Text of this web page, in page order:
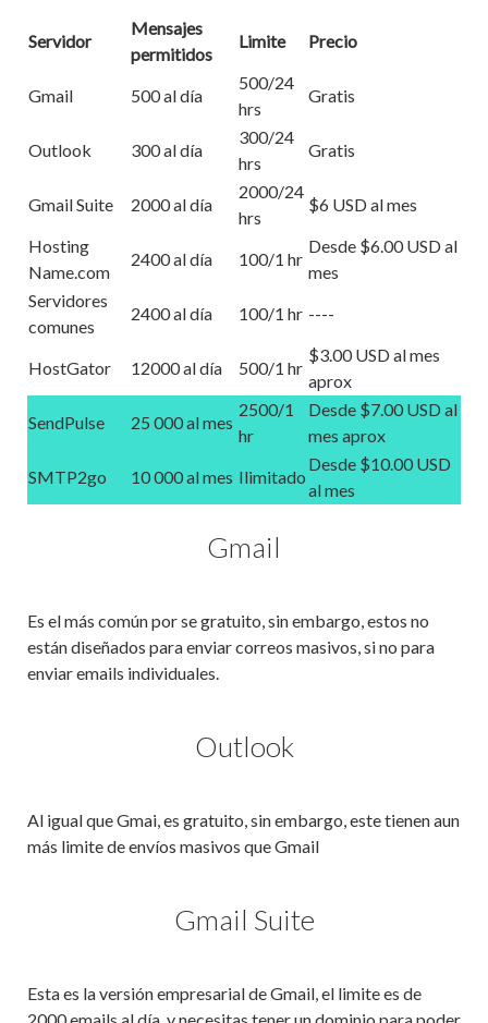
Servidor
Mensajes
permitidos
Limite Precio
Gmail 500 al día
500/24
hrs
Gratis
Outlook 300 al día
300/24
hrs
Gratis
Gmail Suite 2000 al día
2000/24
hrs
$6 USD al mes
Hosting
Name.com
2400 al día 100/1 hr
Desde $6.00 USD al
mes
Servidores
comunes
2400 al día 100/1 hr ----
HostGator 12000 al día 500/1 hr
$3.00 USD al mes
aprox
SendPulse
25 000 al mes
2500/1
hr
Desde $7.00 USD al
mes aprox
SMTP2go
10 000 al mes Ilimitado
Desde $10.00 USD
al mes
Gmail
Es el más común por se gratuito, sin embargo, estos no
están diseñados para enviar correos masivos, si no para
enviar emails individuales.
Outlook
Al igual que Gmai, es gratuito, sin embargo, este tienen aun
más limite de envíos masivos que Gmail
Gmail Suite
Esta es la versión empresarial de Gmail, el limite es de